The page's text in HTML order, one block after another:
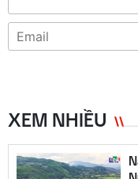
XEM NHIỀU